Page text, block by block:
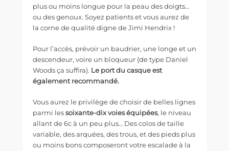
plus ou moins longue pour la peau des doigts…
ou des genoux. Soyez patients et vous aurez de
la corne de qualité digne de Jimi Hendrix !
Pour l’accès, prévoir un baudrier, une longe et un
descendeur, voire un bloqueur (de type Daniel
Woods ça suffira). Le port du casque est
également recommandé.
Vous aurez le privilège de choisir de belles lignes
parmi lessoixante-dix voies équipées, le niveau
allant de 6c à un peu plus… Des colos de taille
variable, des arquées, des trous, et des pieds plus
ou moins bons composeront votre escalade à la